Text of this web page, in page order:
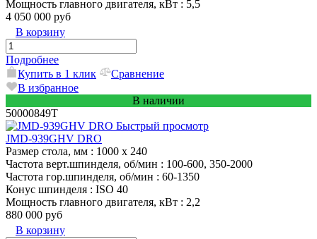
Мощность главного двигателя, кВт : 5,5
4 050 000 руб
В корзину
Подробнее
Купить в 1 клик
Сравнение
В избранное
В наличии
50000849T
Быстрый просмотр
JMD-939GHV DRO
Размер стола, мм : 1000 х 240
Частота верт.шпинделя, об/мин : 100-600, 350-2000
Частота гор.шпинделя, об/мин : 60-1350
Конус шпинделя : ISO 40
Мощность главного двигателя, кВт : 2,2
880 000 руб
В корзину